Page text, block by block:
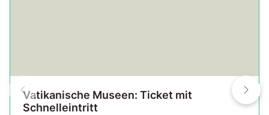
Vatikanische Museen: Ticket mit
Schnelleintritt